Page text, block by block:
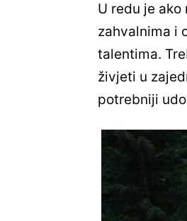
U redu je
zahvalnima i
talentima.
živjeti u
potrebniji